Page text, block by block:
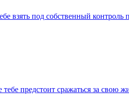
взять под собственный
тебе предстоит сражаться за свою